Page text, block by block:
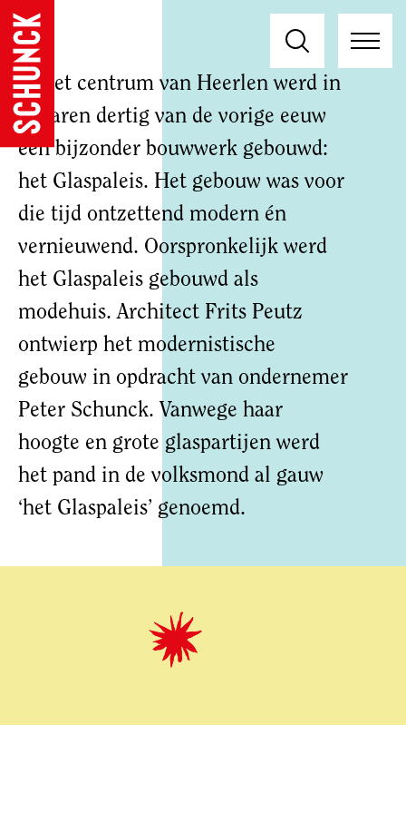
In het centrum van Heerlen werd in
de jaren dertig van de vorige eeuw
een bijzonder bouwwerk gebouwd:
het Glaspaleis. Het gebouw was voor
die tijd ontzettend modern én
vernieuwend. Oorspronkelijk werd
het Glaspaleis gebouwd als
modehuis. Architect Frits Peutz
ontwierp het modernistische
gebouw in opdracht van ondernemer
Peter Schunck. Vanwege haar
hoogte en grote glaspartijen werd
het pand in de volksmond al gauw
‘het Glaspaleis’ genoemd.